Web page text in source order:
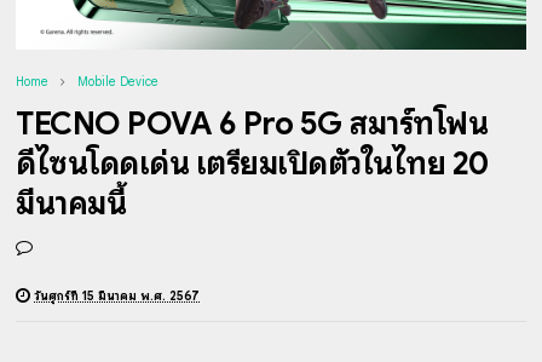
Home Mobile Device
TECNO POVA 6 Pro 5G สมาร์ทโฟน
ดีไซน์โดดเด่น เตรียมเปิดตัวในไทย 20
มีนาคมนี้
วันศุกร์ที่ 15 มีนาคม พ.ศ. 2567